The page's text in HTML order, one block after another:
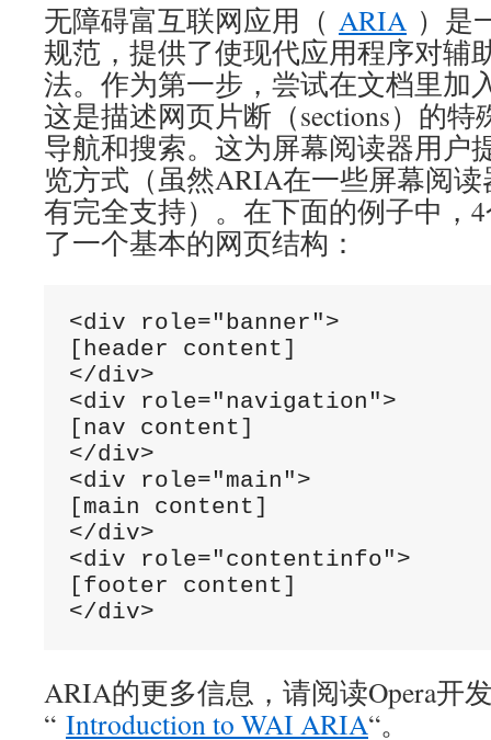
无障碍富互联网应用（ ARIA ）是
规范，提供了使现代应用程序对辅
法。作为第一步，尝试在文档里加
这是描述网页片断（sections）的
导航和搜索。这为屏幕阅读器用户
览方式（虽然ARIA在一些屏幕阅
有完全支持）。在下面的例子中，4
了一个基本的网页结构：
<div role="banner">
[header content]
</div>
<div role="navigation">
[nav content]
</div>
<div role="main">
[main content]
</div>
<div role="c​​ontentinfo">
[footer content]
</div>
ARIA的更多信息，请阅读Opera开
“ Introduction to WAI ARIA“。